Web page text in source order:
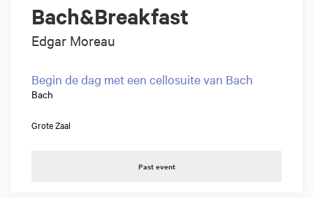
Bach&Breakfast
Edgar Moreau
Begin de dag met een cellosuite van Bach
Bach
Grote Zaal
Past event